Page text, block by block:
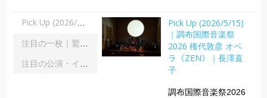
Pick Up (2026/5/15)｜調布国際音楽祭2026 権代敦彦 オペラ《ZEN》｜長澤直子
注目の一枚｜鷲宮美幸「舞踊の彼方へ」｜齋藤俊夫
Pick Up (2026/5/15)
｜調布国際音楽祭
2026 権代敦彦 オペ
ラ《ZEN》｜長澤直
子
調布国際音楽祭2026